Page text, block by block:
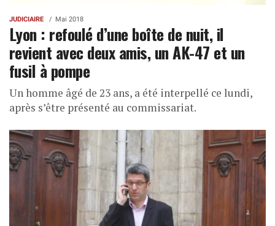
JUDICIAIRE Mai 2018
Lyon : refoulé d’une boîte de nuit, il
revient avec deux amis, un AK-47 et un
fusil à pompe
Un homme âgé de 23 ans, a été interpellé ce lundi,
après s’être présenté au commissariat.